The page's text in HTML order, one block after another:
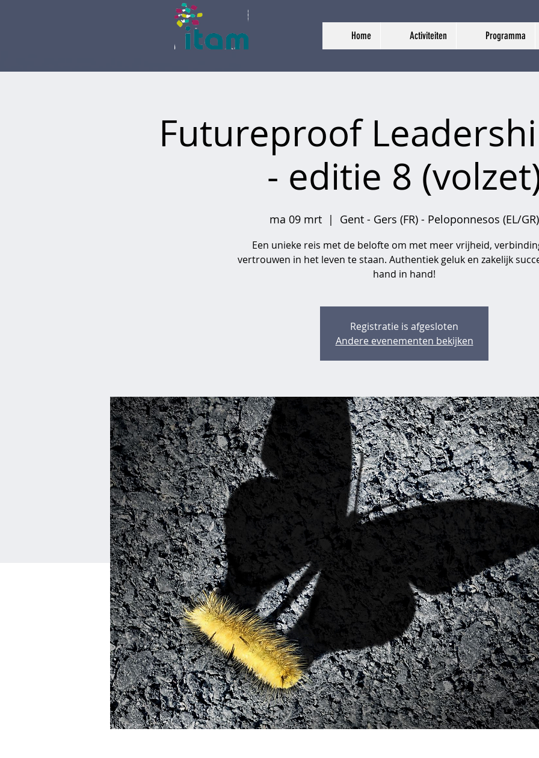
Home Activiteiten Programma
Futureproof
- editie 8
ma 09 mrt
  |
Gent - Gers (FR) - Peloponnesos (EL/GR)
Een unieke reis met de belofte om met meer vrijheid,
vertrouwen in het leven te staan. Authentiek geluk en zakelijk
hand in hand!
Registratie is afgesloten
Andere evenementen bekijken